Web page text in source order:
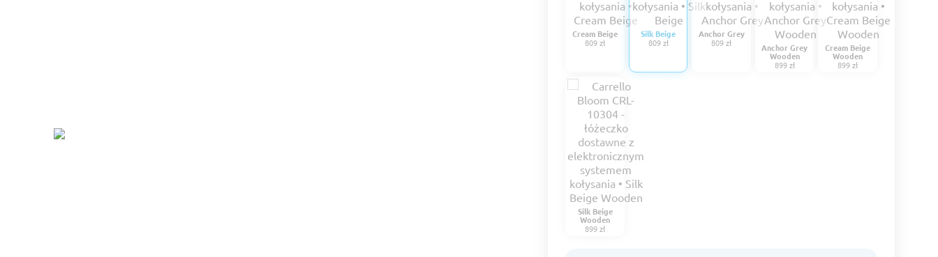
Cream Beige
809 zł
Silk Beige
809 zł
Anchor Grey
809 zł
Anchor Grey
Wooden
899 zł
Cream Beige
Wooden
899 zł
Silk Beige
Wooden
899 zł